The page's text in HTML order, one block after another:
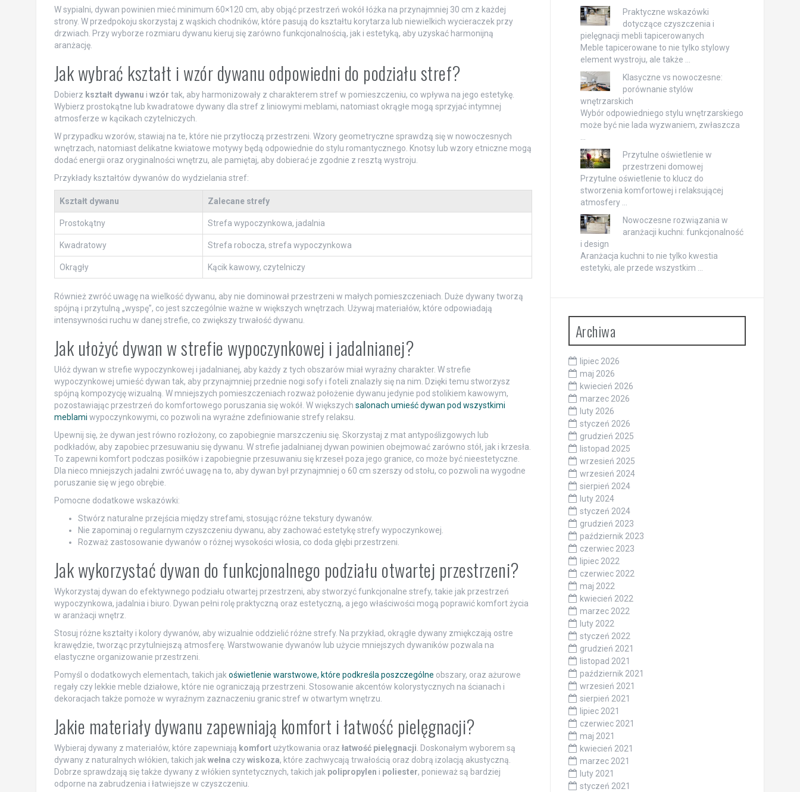
W sypialni, dywan powinien mieć minimum 60×120 cm, aby objąć przestrzeń wokół łóżka na przynajmniej 30 cm z każdej
strony. W przedpokoju skorzystaj z wąskich chodników, które pasują do kształtu korytarza lub niewielkich wycieraczek przy
drzwiach. Przy wyborze rozmiaru dywanu kieruj się zarówno funkcjonalnością, jak i estetyką, aby uzyskać harmonijną
aranżację.
Jak wybrać kształt i wzór dywanu odpowiedni do podziału stref?
Dobierz kształt dywanu i wzór tak, aby harmonizowały z charakterem stref w pomieszczeniu, co wpływa na jego estetykę.
Wybierz prostokątne lub kwadratowe dywany dla stref z liniowymi meblami, natomiast okrągłe mogą sprzyjać intymnej
atmosferze w kącikach czytelniczych.
W przypadku wzorów, stawiaj na te, które nie przytłoczą przestrzeni. Wzory geometryczne sprawdzą się w nowoczesnych
wnętrzach, natomiast delikatne kwiatowe motywy będą odpowiednie do stylu romantycznego. Knotsy lub wzory etniczne mogą
dodać energii oraz oryginalności wnętrzu, ale pamiętaj, aby dobierać je zgodnie z resztą wystroju.
Przykłady kształtów dywanów do wydzielania stref:
Kształt dywanu Zalecane strefy
Prostokątny Strefa wypoczynkowa, jadalnia
Kwadratowy Strefa robocza, strefa wypoczynkowa
Okrągły Kącik kawowy, czytelniczy
Również zwróć uwagę na wielkość dywanu, aby nie dominował przestrzeni w małych pomieszczeniach. Duże dywany tworzą
spójną i przytulną „wyspę”, co jest szczególnie ważne w większych wnętrzach. Używaj materiałów, które odpowiadają
intensywności ruchu w danej strefie, co zwiększy trwałość dywanu.
Jak ułożyć dywan w strefie wypoczynkowej i jadalnianej?
Ułóż dywan w strefie wypoczynkowej i jadalnianej, aby każdy z tych obszarów miał wyraźny charakter. W strefie
wypoczynkowej umieść dywan tak, aby przynajmniej przednie nogi sofy i foteli znalazły się na nim. Dzięki temu stworzysz
spójną kompozycję wizualną. W mniejszych pomieszczeniach rozważ położenie dywanu jedynie pod stolikiem kawowym,
pozostawiając przestrzeń do komfortowego poruszania się wokół. W większych salonach umieść dywan pod wszystkimi
meblami wypoczynkowymi, co pozwoli na wyraźne zdefiniowanie strefy relaksu.
Upewnij się, że dywan jest równo rozłożony, co zapobiegnie marszczeniu się. Skorzystaj z mat antypoślizgowych lub
podkładów, aby zapobiec przesuwaniu się dywanu. W strefie jadalnianej dywan powinien obejmować zarówno stół, jak i krzesła.
To zapewni komfort podczas posiłków i zapobiegnie przesuwaniu się krzeseł poza jego granice, co może być nieestetyczne.
Dla nieco mniejszych jadalni zwróć uwagę na to, aby dywan był przynajmniej o 60 cm szerszy od stołu, co pozwoli na wygodne
poruszanie się w jego obrębie.
Pomocne dodatkowe wskazówki:
Stwórz naturalne przejścia między strefami, stosując różne tekstury dywanów.
Nie zapominaj o regularnym czyszczeniu dywanu, aby zachować estetykę strefy wypoczynkowej.
Rozważ zastosowanie dywanów o różnej wysokości włosia, co doda głębi przestrzeni.
Jak wykorzystać dywan do funkcjonalnego podziału otwartej przestrzeni?
Wykorzystaj dywan do efektywnego podziału otwartej przestrzeni, aby stworzyć funkcjonalne strefy, takie jak przestrzeń
wypoczynkowa, jadalnia i biuro. Dywan pełni rolę praktyczną oraz estetyczną, a jego właściwości mogą poprawić komfort życia
w aranżacji wnętrz.
Stosuj różne kształty i kolory dywanów, aby wizualnie oddzielić różne strefy. Na przykład, okrągłe dywany zmiękczają ostre
krawędzie, tworząc przytulniejszą atmosferę. Warstwowanie dywanów lub użycie mniejszych dywaników pozwala na
elastyczne organizowanie przestrzeni.
Pomyśl o dodatkowych elementach, takich jakoświetlenie warstwowe, które podkreśla poszczególne obszary, oraz ażurowe
regały czy lekkie meble działowe, które nie ograniczają przestrzeni. Stosowanie akcentów kolorystycznych na ścianach i
dekoracjach także pomoże w wyraźnym zaznaczeniu granic stref w otwartym wnętrzu.
Jakie materiały dywanu zapewniają komfort i łatwość pielęgnacji?
Wybieraj dywany z materiałów, które zapewniają komfortużytkowania oraz łatwość pielęgnacji. Doskonałym wyborem są
dywany z naturalnych włókien, takich jakwełna czywiskoza, które zachwycają trwałością oraz dobrą izolacją akustyczną.
Dobrze sprawdzają się także dywany z włókien syntetycznych, takich jak polipropylen i poliester, ponieważ są bardziej
odporne na zabrudzenia i łatwiejsze w czyszczeniu.
Praktyczne wskazówki
dotyczące czyszczenia i
pielęgnacji mebli tapicerowanych
Meble tapicerowane to nie tylko stylowy
element wystroju, ale także …
Klasyczne vs nowoczesne:
porównanie stylów
wnętrzarskich
Wybór odpowiedniego stylu wnętrzarskiego
może być nie lada wyzwaniem, zwłaszcza
Przytulne oświetlenie w
przestrzeni domowej
Przytulne oświetlenie to klucz do
stworzenia komfortowej i relaksującej
atmosfery …
Nowoczesne rozwiązania w
aranżacji kuchni: funkcjonalność
i design
Aranżacja kuchni to nie tylko kwestia
estetyki, ale przede wszystkim …
Archiwa
lipiec 2026
maj 2026
kwiecień 2026
marzec 2026
luty 2026
styczeń 2026
grudzień 2025
listopad 2025
wrzesień 2025
wrzesień 2024
sierpień 2024
luty 2024
styczeń 2024
grudzień 2023
październik 2023
czerwiec 2023
lipiec 2022
czerwiec 2022
maj 2022
kwiecień 2022
marzec 2022
luty 2022
styczeń 2022
grudzień 2021
listopad 2021
październik 2021
wrzesień 2021
sierpień 2021
lipiec 2021
czerwiec 2021
maj 2021
kwiecień 2021
marzec 2021
luty 2021
styczeń 2021